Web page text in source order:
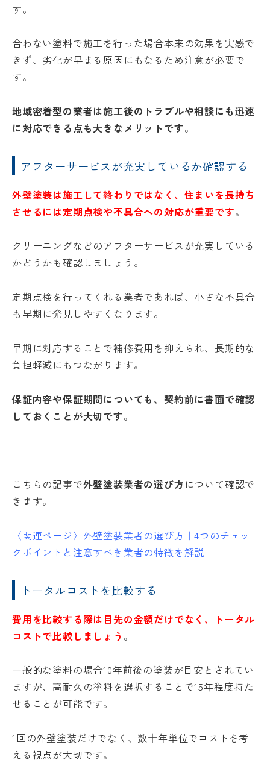
す。
合わない塗料で施工を行った場合本来の効果を実感で
きず、劣化が早まる原因にもなるため注意が必要で
す。
地域密着型の業者は施工後のトラブルや相談にも迅速
に対応できる点も大きなメリットです。
アフターサービスが充実しているか確認する
外壁塗装は施工して終わりではなく、住まいを長持ち
させるには定期点検や不具合への対応が重要です。
クリーニングなどのアフターサービスが充実している
かどうかも確認しましょう。
定期点検を行ってくれる業者であれば、小さな不具合
も早期に発見しやすくなります。
早期に対応することで補修費用を抑えられ、長期的な
負担軽減にもつながります。
保証内容や保証期間についても、契約前に書面で確認
しておくことが大切です。
こちらの記事で外壁塗装業者の選び方 について確認で
きます。
〈関連ページ〉 外壁塗装業者の選び方｜4つのチェッ
クポイントと注意すべき業者の特徴を解説
トータルコストを比較する
費用を比較する際は目先の金額だけでなく、トータル
コストで比較しましょう 。
一般的な塗料の場合10年前後の塗装が目安とされてい
ますが、高耐久の塗料を選択することで15年程度持た
せることが可能です。
1回の外壁塗装だけでなく、数十年単位でコストを考
える視点が大切です。